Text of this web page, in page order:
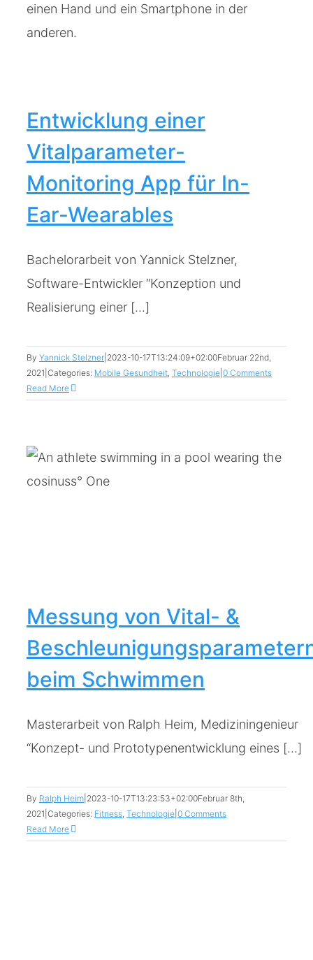
Entwicklung einer
Vitalparameter-
Monitoring App für In-
Ear-Wearables
Bachelorarbeit von Yannick Stelzner,
Software-Entwickler “Konzeption und
Realisierung einer [...]
By Yannick Stelzner 2023-10-17T13:24:09+02:00Februar 22nd,
2021 Categories: Mobile Gesundheit, Technologie 0 Comments
Read More
Messung von Vital- &
beim Schwimmen
Masterarbeit von Ralph Heim, Mediziningenieur
“Konzept- und Prototypenentwicklung eines [...]
By Ralph Heim 2023-10-17T13:23:53+02:00Februar 8th,
2021 Categories: Fitness, Technologie 0 Comments
Read More